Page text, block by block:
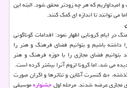
که هر چه زودتر محقق شود. البته این
می توانند تا اندازه ای کمک کنند.
در ایام کرونایی اظهار نمود: اقدامات گوناگونی
داشته باشیم و بتوانیم فضای فرهنگ و هنر را
بتوانیم فضای مجازی را با حوزه فرهنگ و هنر
می شد، اما کرونا لزوم آنرا بیشتر کرده است.
او افزود: بر همین مبنا در شش ماه گذشته، ۵۰ کنسرت آنلاین و تئاترها و اکران صورت
مجازی عرضه شدند. مرحله اولجشنوارهموسیقی